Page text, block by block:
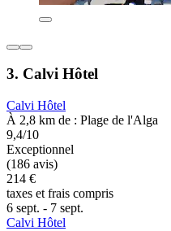
3. Calvi Hôtel
Calvi Hôtel
À 2,8 km de : Plage de l'Alga
9,4/10
Exceptionnel
(186 avis)
214 €
taxes et frais compris
6 sept. - 7 sept.
Calvi Hôtel